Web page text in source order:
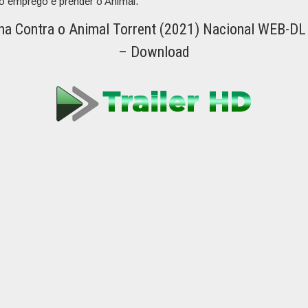
Contra o Animal Torrent (2021) Nacional WEB-
– Download